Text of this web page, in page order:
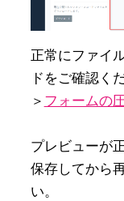
正常にファイ
ドをご確認く
＞ フォームの
プレビューが
保存してから
い。